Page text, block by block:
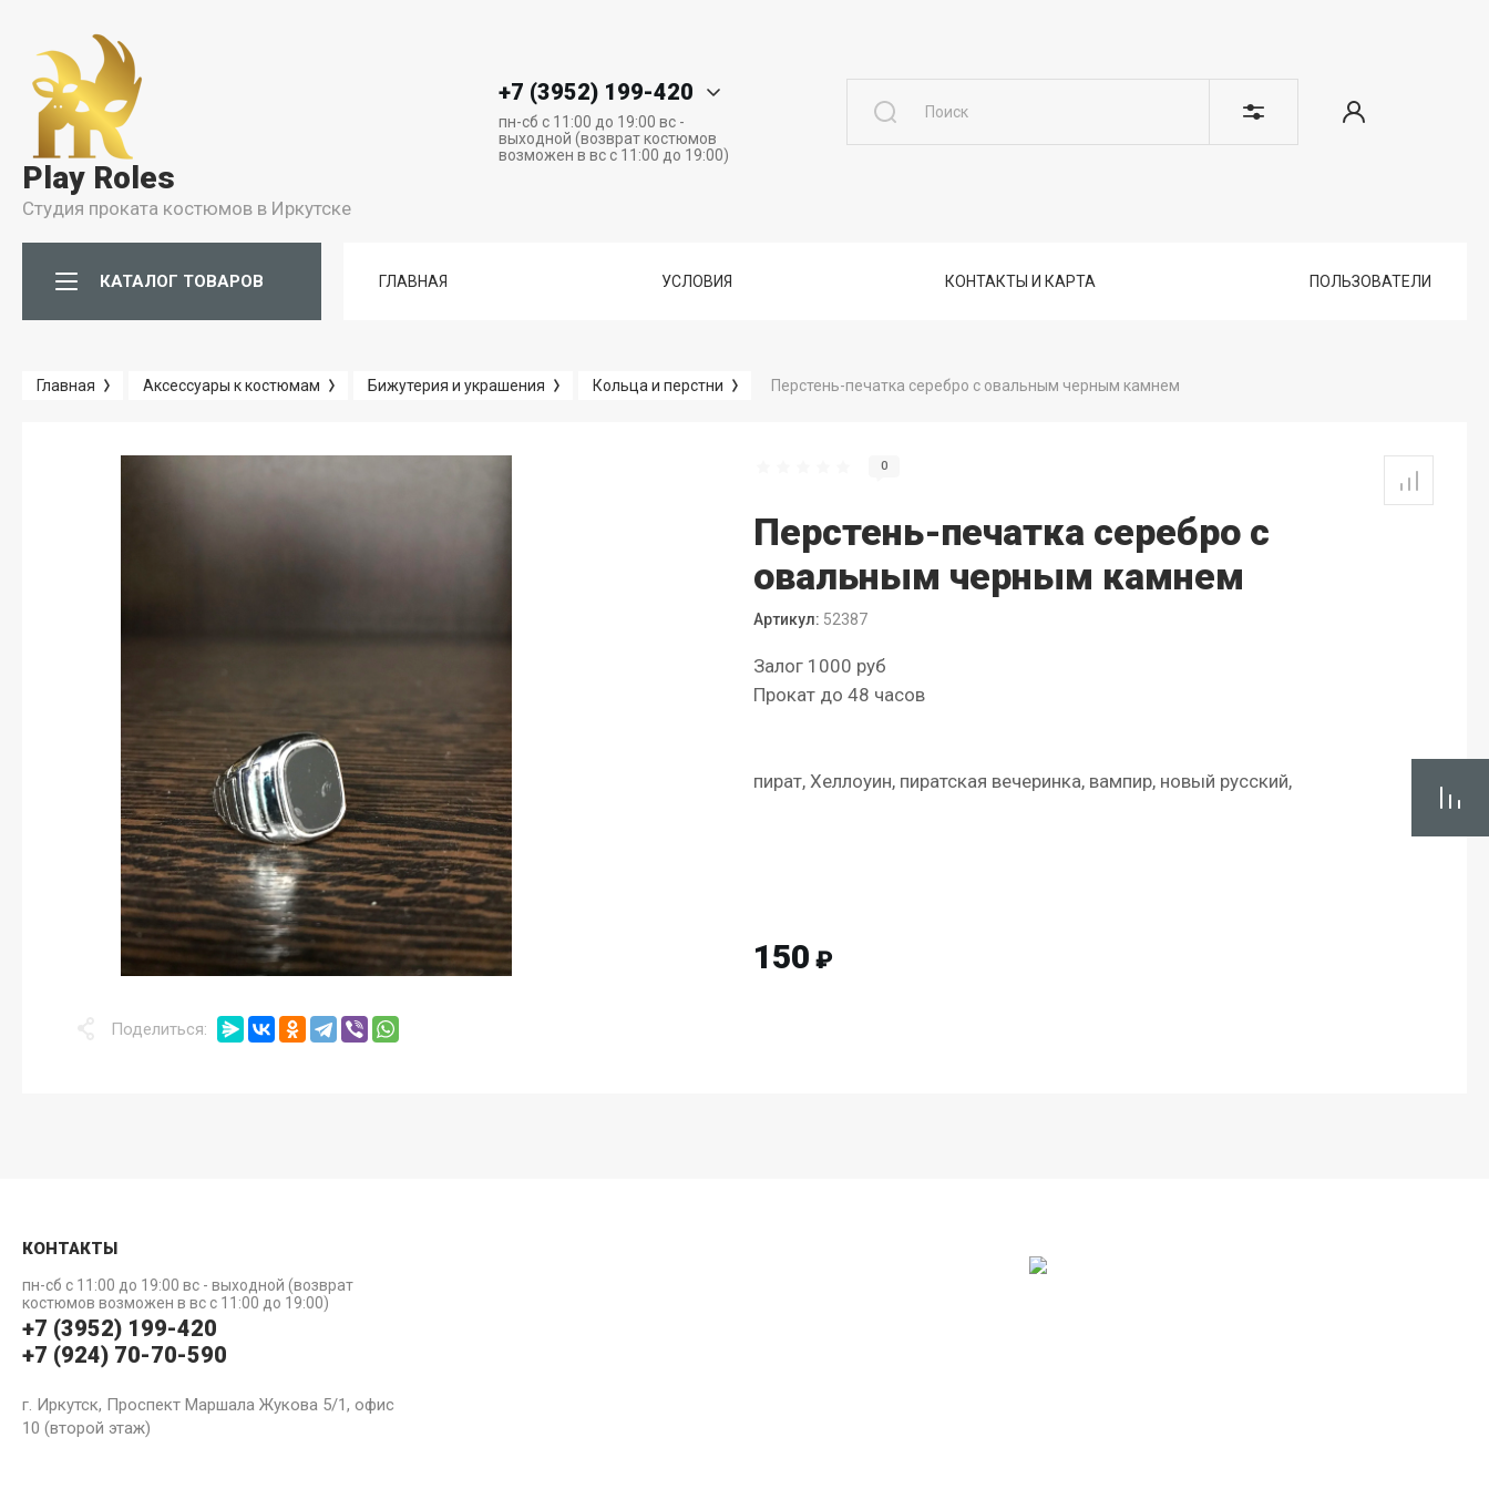
Условия
Условия Бронирования
Условия проката
Play Roles
Студия проката костюмов в Иркутске
+7 (3952) 199-420
пн-сб с 11:00 до 19:00 вс -
выходной (возврат костюмов
возможен в вс с 11:00 до 19:00)
КАТАЛОГ ТОВАРОВ ГЛАВНАЯ УСЛОВИЯ КОНТАКТЫ И КАРТА ПОЛЬЗОВАТЕЛИ
Главная Аксессуары к костюмам Бижутерия и украшения Кольца и перстни Перстень-печатка серебро с овальным черным камнем
0
Перстень-печатка серебро с
овальным черным камнем
Артикул: 52387
Залог 1000 руб
Прокат до 48 часов
пират, Хеллоуин, пиратская вечеринка, вампир, новый русский,
150 ₽
Поделиться:
КОНТАКТЫ
пн-сб с 11:00 до 19:00 вс - выходной (возврат
костюмов возможен в вс с 11:00 до 19:00)
+7 (3952) 199-420
+7 (924) 70-70-590
г. Иркутск, Проспект Маршала Жукова 5/1, офис
10 (второй этаж)